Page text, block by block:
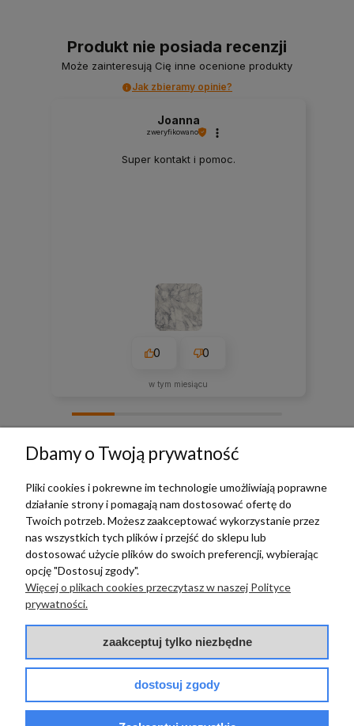
Produkt nie posiada recenzji
Może zainteresują Cię inne ocenione produkty
Jak zbieramy opinie?
Joanna
zweryfikowano
Super kontakt i pomoc.
0 0
w tym miesiącu
TERRADECO
BAZA WIEDZY
PŁATNOŚCI I DOSTAWA
Dbamy o Twoją prywatność
Pliki cookies i pokrewne im technologie umożliwiają poprawne
działanie strony i pomagają nam dostosować ofertę do
Twoich potrzeb. Możesz zaakceptować wykorzystanie przez
nas wszystkich tych plików i przejść do sklepu lub
dostosować użycie plików do swoich preferencji, wybierając
opcję "Dostosuj zgody".
Więcej o plikach cookies przeczytasz w naszej Polityce
prywatności.
zaakceptuj tylko niezbędne
dostosuj zgody